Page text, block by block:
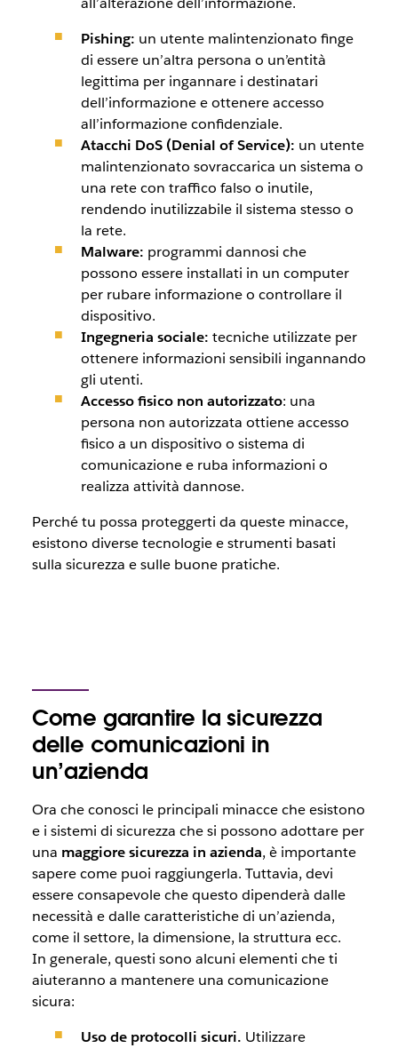
Pishing: un utente malintenzionato finge
di essere un’altra persona o un’entità
legittima per ingannare i destinatari
dell’informazione e ottenere accesso
all’informazione confidenziale.
Atacchi DoS (Denial of Service): un utente
malintenzionato sovraccarica un sistema o
una rete con traffico falso o inutile,
rendendo inutilizzabile il sistema stesso o
la rete.
Malware: programmi dannosi che
possono essere installati in un computer
per rubare informazione o controllare il
dispositivo.
Ingegneria sociale: tecniche utilizzate per
ottenere informazioni sensibili ingannando
gli utenti.
Accesso fisico non autorizzato: una
persona non autorizzata ottiene accesso
fisico a un dispositivo o sistema di
comunicazione e ruba informazioni o
realizza attività dannose.
Perché tu possa proteggerti da queste minacce,
esistono diverse tecnologie e strumenti basati
sulla sicurezza e sulle buone pratiche.
Come garantire la sicurezza
delle comunicazioni in
un’azienda
Ora che conosci le principali minacce che esistono
e i sistemi di sicurezza che si possono adottare per
una maggiore sicurezza in azienda, è importante
sapere come puoi raggiungerla. Tuttavia, devi
essere consapevole che questo dipenderà dalle
necessità e dalle caratteristiche di un’azienda,
come il settore, la dimensione, la struttura ecc.
In generale, questi sono alcuni elementi che ti
aiuteranno a mantenere una comunicazione
sicura:
Uso de protocolli sicuri. Utilizzare